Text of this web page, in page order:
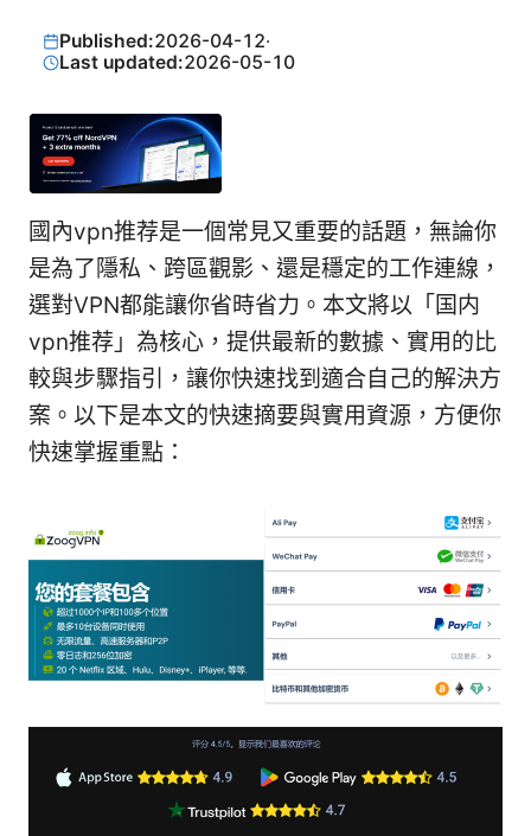
Published:2026-04-12·
Last updated:2026-05-10
國內vpn推荐是一個常見又重要的話題，無論你
是為了隱私、跨區觀影、還是穩定的工作連線，
選對VPN都能讓你省時省力。本文將以「国内
vpn推荐」為核心，提供最新的數據、實用的比
較與步驟指引，讓你快速找到適合自己的解決方
案。以下是本文的快速摘要與實用資源，方便你
快速掌握重點：